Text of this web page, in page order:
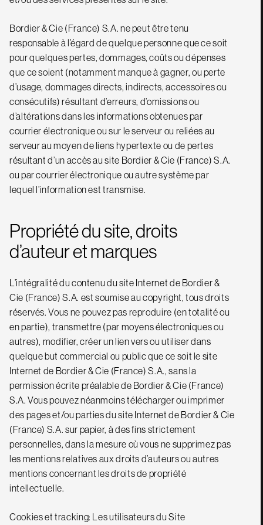
Bordier & Cie (France) S.A. ne peut être tenu
responsable à l’égard de quelque personne que ce soit
pour quelques pertes, dommages, coûts ou dépenses
que ce soient (notamment manque à gagner, ou perte
d’usage, dommages directs, indirects, accessoires ou
consécutifs) résultant d’erreurs, d’omissions ou
d’altérations dans les informations obtenues par
courrier électronique ou sur le serveur ou reliées au
serveur au moyen de liens hypertexte ou de pertes
résultant d’un accès au site Bordier & Cie (France) S.A.
ou par courrier électronique ou autre système par
lequel l’information est transmise.
Propriété du site, droits
d’auteur et marques
L’intégralité du contenu du site Internet de Bordier &
Cie (France) S.A. est soumise au copyright, tous droits
réservés. Vous ne pouvez pas reproduire (en totalité ou
en partie), transmettre (par moyens électroniques ou
autres), modifier, créer un lien vers ou utiliser dans
quelque but commercial ou public que ce soit le site
Internet de Bordier & Cie (France) S.A., sans la
permission écrite préalable de Bordier & Cie (France)
S.A. Vous pouvez néanmoins télécharger ou imprimer
des pages et/ou parties du site Internet de Bordier & Cie
(France) S.A. sur papier, à des fins strictement
personnelles, dans la mesure où vous ne supprimez pas
les mentions relatives aux droits d’auteurs ou autres
mentions concernant les droits de propriété
intellectuelle.
Cookies et tracking: Les utilisateurs du Site